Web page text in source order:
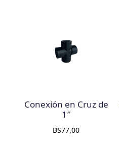
Conexión en Cruz de
1″
BS77,00